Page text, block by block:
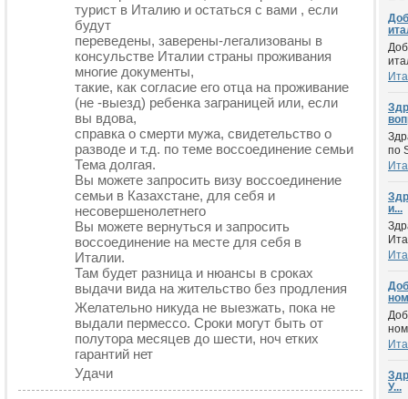
турист в Италию и остаться с вами , если
будут
переведены, заверены-легализованы в
консульстве Италии страны проживания
многие документы,
такие, как согласие его отца на проживание
(не -выезд) ребенка заграницей или, если
вы вдова,
справка о смерти мужа, свидетельство о
разводе и т.д. по теме воссоединение семьи
Тема долгая.
Вы можете запросить визу воссоединение
семьи в Казахстане, для себя и
несовершенолетнего
Вы можете вернуться и запросить
воссоединение на месте для себя в
Италии.
Там будет разница и нюансы в сроках
выдачи вида на жительство без продления
Желательно никуда не выезжать, пока не
выдали пермессо. Сроки могут быть от
полутора месяцев до шести, ноч етких
гарантий нет
Удачи
по
и...
У...